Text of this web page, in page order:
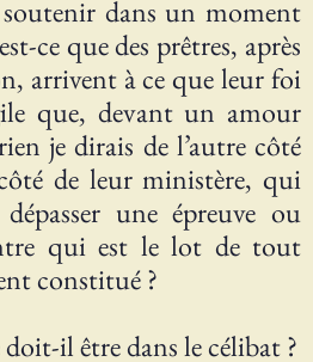
dans un moment
ce que des prêtres, après
arrivent à ce que leur foi
que, devant un amour
je dirais de l’autre côté
de leur ministère, qui
une épreuve ou
qui est le lot de tout
constitué ?
il être dans le célibat ?